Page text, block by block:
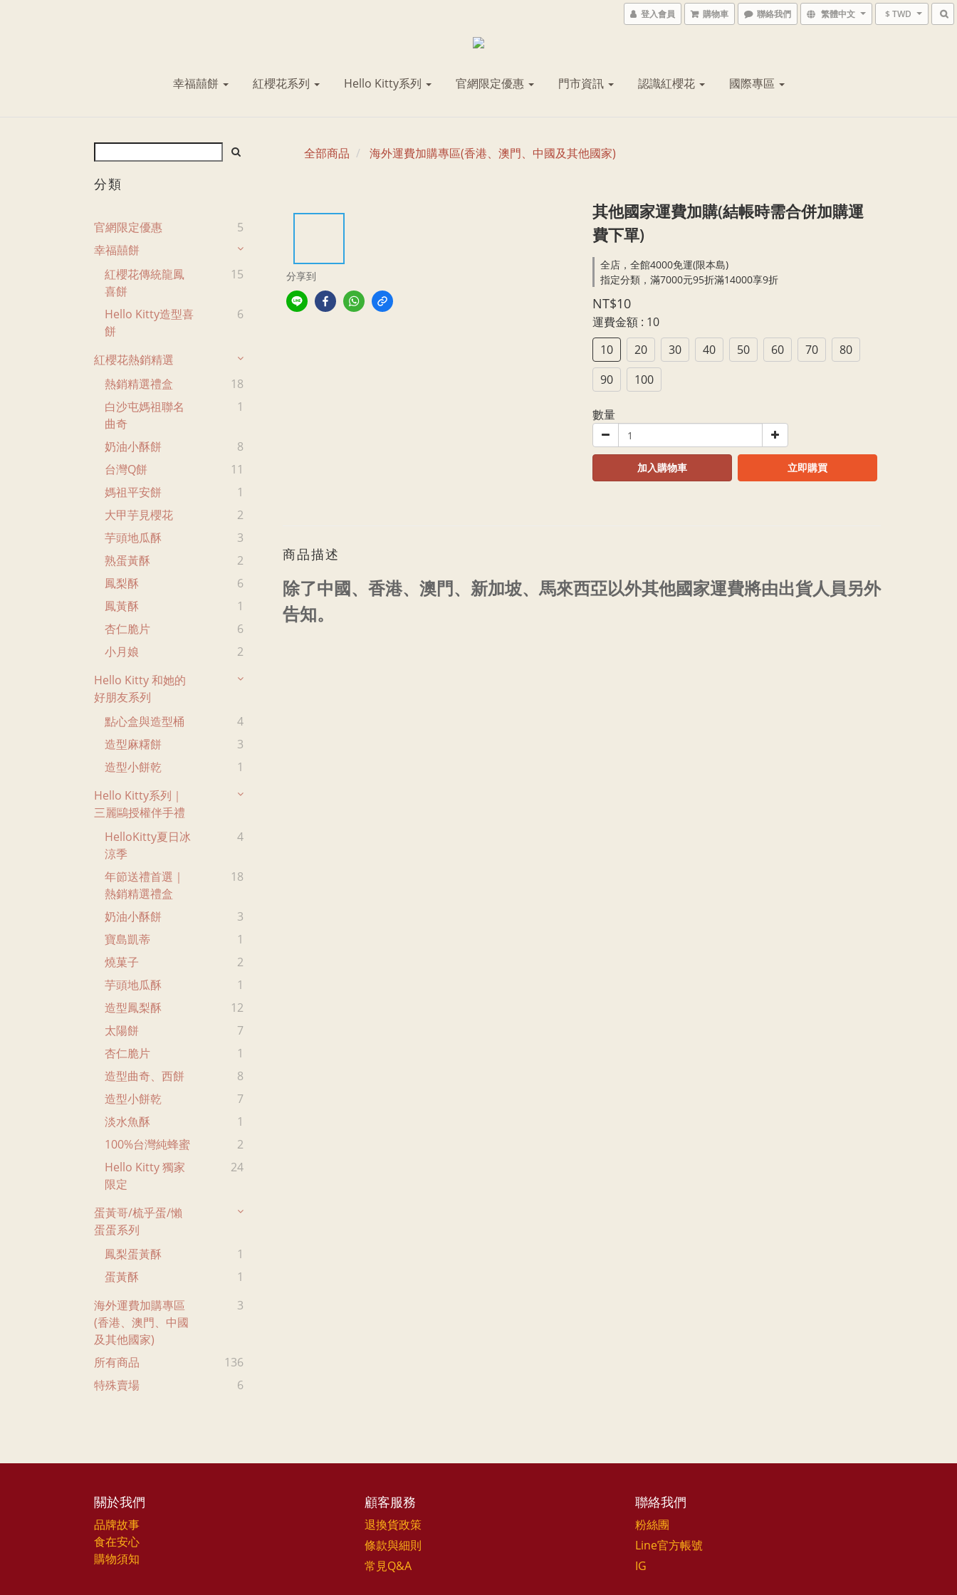
登入會員 購物車 聯絡我們 繁體中文 $ TWD
幸福囍餅 紅櫻花系列 Hello Kitty系列 官網限定優惠 門市資訊 認識紅櫻花 國際專區
分類
官網限定優惠
5
幸福囍餅
紅櫻花傳統龍鳳
喜餅
15
Hello Kitty造型喜
餅
6
紅櫻花熱銷精選
熱銷精選禮盒
18
白沙屯媽祖聯名
曲奇
1
奶油小酥餅
8
台灣Q餅
11
媽祖平安餅
1
大甲芋見櫻花
2
芋頭地瓜酥
3
熟蛋黃酥
2
鳳梨酥
6
鳳黃酥
1
杏仁脆片
6
小月娘
2
Hello Kitty 和她的
好朋友系列
點心盒與造型桶
4
造型麻糬餅
3
造型小餅乾
1
Hello Kitty系列｜
三麗鷗授權伴手禮
HelloKitty夏日冰
涼季
4
年節送禮首選｜
熱銷精選禮盒
18
奶油小酥餅
3
寶島凱蒂
1
燒菓子
2
芋頭地瓜酥
1
造型鳳梨酥
12
太陽餅
7
杏仁脆片
1
造型曲奇、西餅
8
造型小餅乾
7
淡水魚酥
1
100%台灣純蜂蜜
2
Hello Kitty 獨家
限定
24
蛋黃哥/梳乎蛋/懶
蛋蛋系列
鳳梨蛋黃酥
1
蛋黃酥
1
海外運費加購專區
(香港、澳門、中國
及其他國家)
3
所有商品
136
特殊賣場
6
全部商品 海外運費加購專區(香港、澳門、中國及其他國家)
分享到
其他國家運費加購(結帳時需合併加購運
費下單)
全店，全館4000免運(限本島)
指定分類，滿7000元95折滿14000享9折
NT$10
運費金額 : 10
10
20 30 40 50 60 70
80
90
100
數量
加入購物車 立即購買
商品描述
除了中國、香港、澳門、新加坡、馬來西亞以外其他國家運費將由出貨人員另外
告知。
關於我們
品牌故事
食在安心
購物須知
顧客服務
退換貨政策
條款與細則
常見Q&A
聯絡我們
粉絲團
Line官方帳號
IG